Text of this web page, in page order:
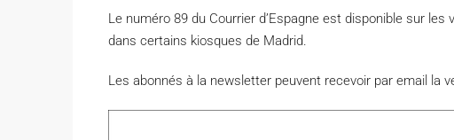
Le numéro 89 du Courrier d’Espagne est disponible sur
dans certains kiosques de Madrid.
Les abonnés à la newsletter peuvent recevoir par email la